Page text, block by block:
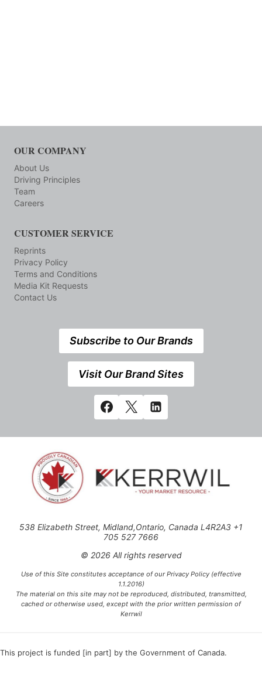
OUR COMPANY
About Us
Driving Principles
Team
Careers
CUSTOMER SERVICE
Reprints
Privacy Policy
Terms and Conditions
Media Kit Requests
Contact Us
Subscribe to Our Brands
Visit Our Brand Sites
538 Elizabeth Street, Midland,Ontario, Canada L4R2A3 +1
705 527 7666
© 2026 All rights reserved
Use of this Site constitutes acceptance of our Privacy Policy (effective
1.1.2016)
The material on this site may not be reproduced, distributed, transmitted,
cached or otherwise used, except with the prior written permission of
Kerrwil
This project is funded [in part] by the Government of Canada.